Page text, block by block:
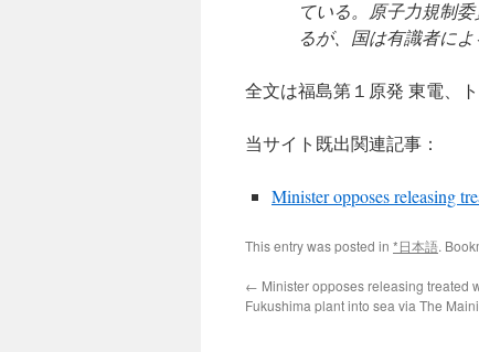
ている。原子力規制
るが、国は有識者に
全文は福島第１原発 東電、
当サイト既出関連記事：
Minister opposes releasing
This entry was posted in *日本語.
← Minister opposes releasing treated
Fukushima plant into sea via The